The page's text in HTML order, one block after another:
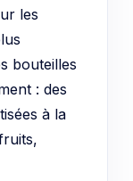
les
bouteilles
: des
à la